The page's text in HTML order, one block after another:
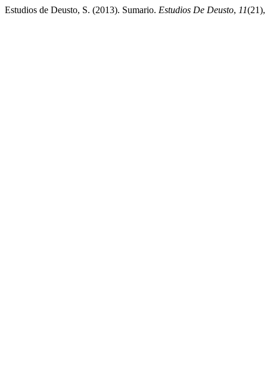
Estudios de Deusto, S. (2013). Sumario. Estudios De Deusto, 11(21),